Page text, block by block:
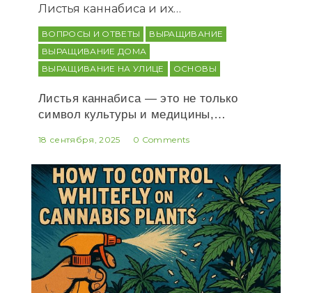
Листья каннабиса и их…
ВОПРОСЫ И ОТВЕТЫ
ВЫРАЩИВАНИЕ
ВЫРАЩИВАНИЕ ДОМА
ВЫРАЩИВАНИЕ НА УЛИЦЕ
ОСНОВЫ
Листья каннабиса — это не только
символ культуры и медицины,…
18 сентября, 2025 0 Comments